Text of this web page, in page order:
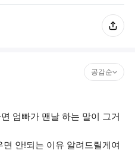
공감순
엄빠가 맨날 하는 말이 그거
안!되는 이유 알려드릴게여